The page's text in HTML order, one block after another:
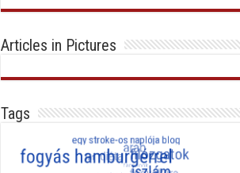
Articles in Pictures
Tags